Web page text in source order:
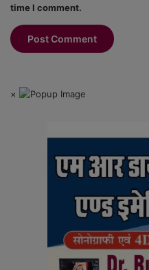
time I comment.
×